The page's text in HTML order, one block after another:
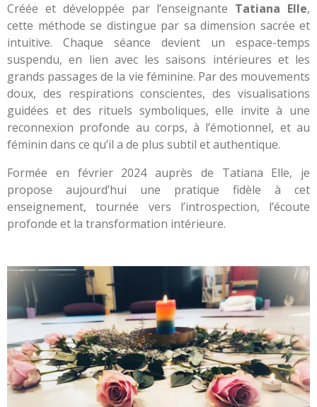
Créée et développée par l’enseignante Tatiana Elle,
cette méthode se distingue par sa dimension sacrée et
intuitive. Chaque séance devient un espace-temps
suspendu, en lien avec les saisons intérieures et les
grands passages de la vie féminine. Par des mouvements
doux, des respirations conscientes, des visualisations
guidées et des rituels symboliques, elle invite à une
reconnexion profonde au corps, à l’émotionnel, et au
féminin dans ce qu’il a de plus subtil et authentique.
Formée en février 2024 auprès de Tatiana Elle, je
propose aujourd’hui une pratique fidèle à cet
enseignement, tournée vers l’introspection, l’écoute
profonde et la transformation intérieure.